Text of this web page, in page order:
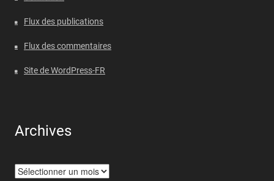
Flux des publications
Flux des commentaires
Site de WordPress-FR
Archives
Archives